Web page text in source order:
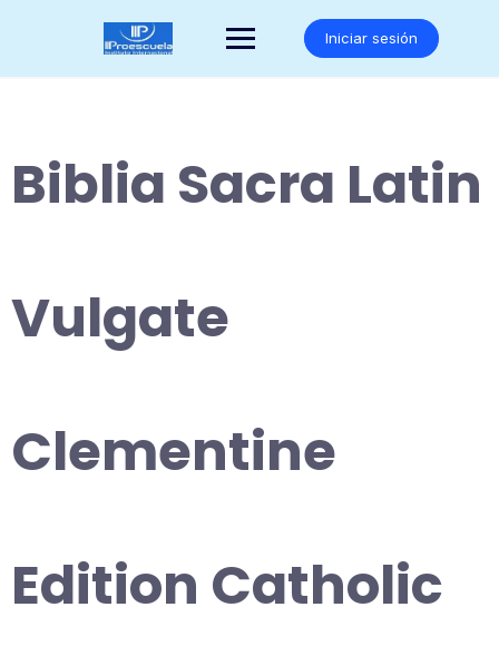
Iniciar sesión
Biblia Sacra Latin
Vulgate
Clementine
Edition Catholic